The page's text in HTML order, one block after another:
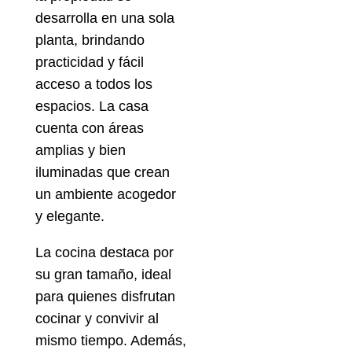
desarrolla en una sola
planta, brindando
practicidad y fácil
acceso a todos los
espacios. La casa
cuenta con áreas
amplias y bien
iluminadas que crean
un ambiente acogedor
y elegante.
La cocina destaca por
su gran tamaño, ideal
para quienes disfrutan
cocinar y convivir al
mismo tiempo. Además,